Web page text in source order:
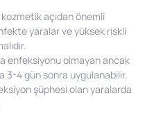
açıdan önemli
yaralar ve yüksek riskli
enfeksiyonu olmayan ancak
3-4 gün sonra uygulanabilir.
şüphesi olan yaralarda